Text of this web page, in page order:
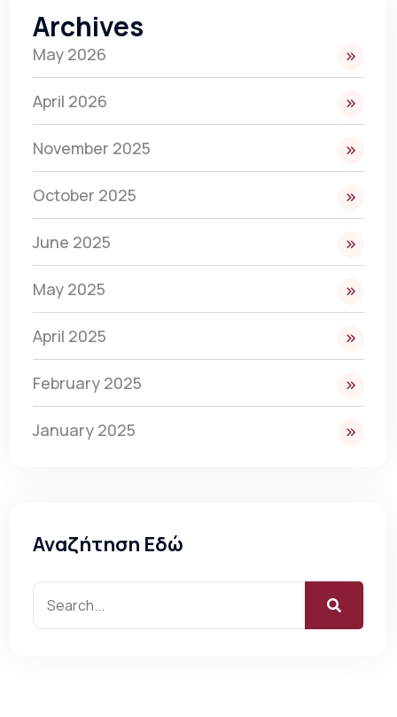
Archives
May 2026
April 2026
November 2025
October 2025
June 2025
May 2025
April 2025
February 2025
January 2025
Αναζήτηση Εδώ